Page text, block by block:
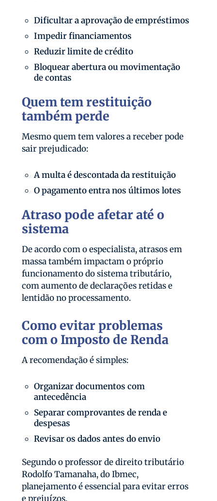
Dificultar a aprovação de empréstimos
Impedir financiamentos
Reduzir limite de crédito
Bloquear abertura ou movimentação
de contas
Quem tem restituição
também perde
Mesmo quem tem valores a receber pode
sair prejudicado:
A multa é descontada da restituição
O pagamento entra nos últimos lotes
Atraso pode afetar até o
sistema
De acordo com o especialista, atrasos em
massa também impactam o próprio
funcionamento do sistema tributário,
com aumento de declarações retidas e
lentidão no processamento.
Como evitar problemas
com o Imposto de Renda
A recomendação é simples:
Organizar documentos com
antecedência
Separar comprovantes de renda e
despesas
Revisar os dados antes do envio
Segundo o professor de direito tributário
Rodolfo Tamanaha, do Ibmec,
planejamento é essencial para evitar erros
e prejuízos.